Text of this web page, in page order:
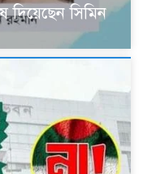
দিয়েছেন সিমিন